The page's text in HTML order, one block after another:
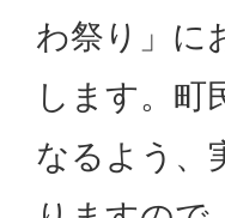
わ祭り」に
します。町
なるよう、